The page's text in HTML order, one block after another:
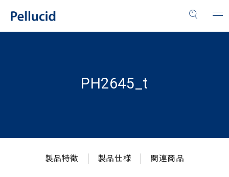
PH2645_t
製品特徴 製品仕様 関連商品